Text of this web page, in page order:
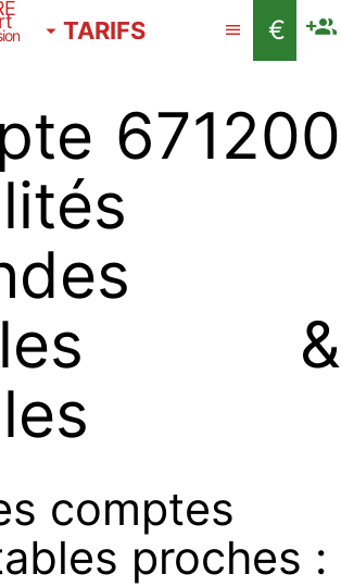
TARIFS €
671200
&
comptes
proches :